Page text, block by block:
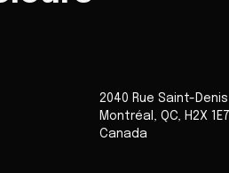
2040 Rue Saint-Denis
Montréal , QC, H2X 1E7
Canada